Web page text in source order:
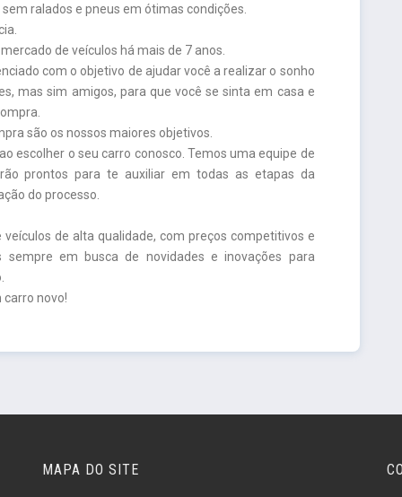
ralados e pneus em ótimas condições.
de veículos há mais de 7 anos.
com o objetivo de ajudar você a realizar o sonho
mas sim amigos, para que você se sinta em casa e
são os nossos maiores objetivos.
escolher o seu carro conosco. Temos uma equipe de
prontos para te auxiliar em todas as etapas da
do processo.
de alta qualidade, com preços competitivos e
sempre em busca de novidades e inovações para
carro novo!
MAPA DO SITE